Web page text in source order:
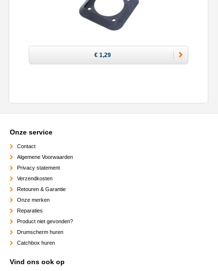
€ 1,29
Onze service
Contact
Algemene Voorwaarden
Privacy statement
Verzendkosten
Retouren & Garantie
Onze merken
Reparaties
Product niet gevonden?
Drumscherm huren
Catchbox huren
Vind ons ook op